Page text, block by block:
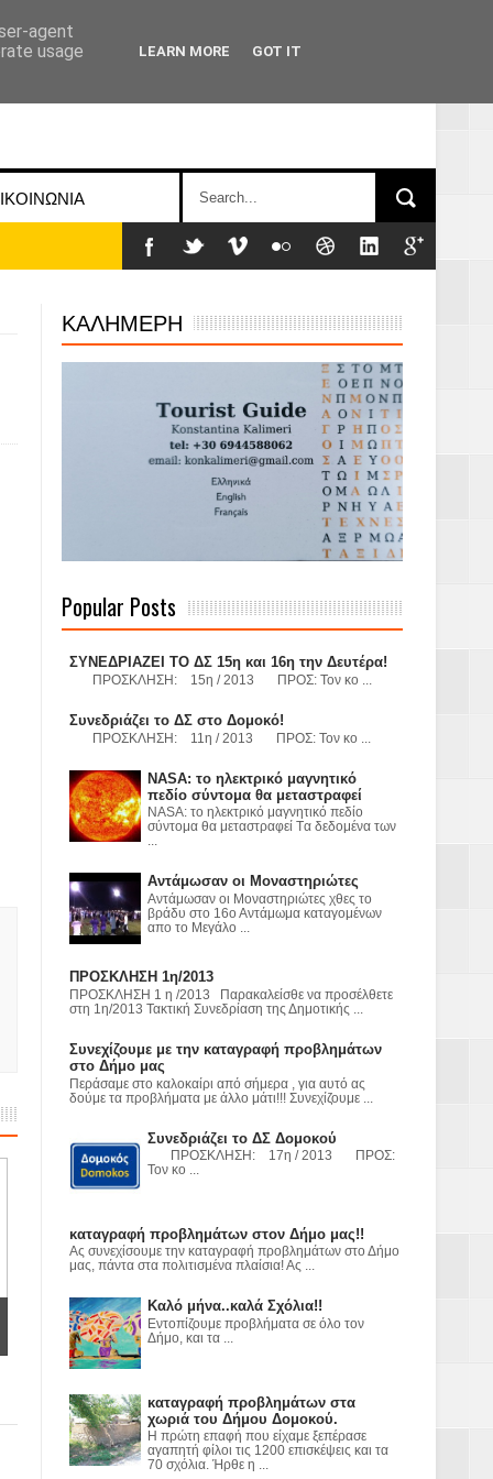
με σκοπό
ΧΥΤΑ»
ΚΑΛΗΜΕΡΗ
Popular Posts
ΣΥΝΕΔΡΙΑΖΕΙ ΤΟ ΔΣ 15η και 16η την Δευτέρα!
ΠΡΟΣΚΛΗΣΗ: 15η / 2013 ΠΡΟΣ: Τον κο ...
Συνεδριάζει το ΔΣ στο Δομοκό!
ΠΡΟΣΚΛΗΣΗ: 11η / 2013 ΠΡΟΣ: Τον κο ...
NASA: το ηλεκτρικό μαγνητικό
πεδίο σύντομα θα μεταστραφεί
NASA: το ηλεκτρικό μαγνητικό πεδίο
σύντομα θα μεταστραφεί Tα δεδομένα των
Αντάμωσαν οι Μοναστηριώτες
Αντάμωσαν οι Μοναστηριώτες χθες το
βράδυ στο 16ο Αντάμωμα καταγομένων
απο το Μεγάλο ...
ΠΡΟΣΚΛΗΣΗ 1η/2013
ΠΡΟΣΚΛΗΣΗ 1 η /2013 Παρακαλείσθε να προσέλθετε
στη 1η/2013 Τακτική Συνεδρίαση της Δημοτικής ...
Συνεχίζουμε με την καταγραφή προβλημάτων
στο Δήμο μας
Περάσαμε στο καλοκαίρι από σήμερα , για αυτό ας
δούμε τα προβλήματα με άλλο μάτι!!! Συνεχίζουμε ...
Συνεδριάζει το ΔΣ Δομοκού
ΠΡΟΣΚΛΗΣΗ: 17η / 2013 ΠΡΟΣ:
Τον κο ...
καταγραφή προβλημάτων στον Δήμο μας!!
Ας συνεχίσουμε την καταγραφή προβλημάτων στο Δήμο
μας, πάντα στα πολιτισμένα πλαίσια! Ας ...
Καλό μήνα..καλά Σχόλια!!
Εντοπίζουμε προβλήματα σε όλο τον
Δήμο, και τα ...
καταγραφή προβλημάτων στα
χωριά του Δήμου Δομοκού.
Η πρώτη επαφή που είχαμε ξεπέρασε
αγαπητή φίλοι τις 1200 επισκέψεις και τα
70 σχόλια. Ήρθε η ...
agent
usage
LEARN MORE GOT IT